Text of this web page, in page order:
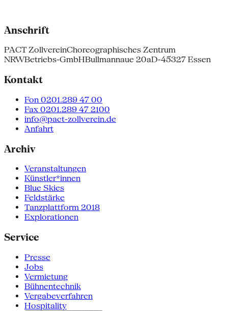
Anschrift
PACT ZollvereinChoreographisches Zentrum
NRWBetriebs-GmbHBullmannaue 20aD-45327 Essen
Kontakt
Fon 0201.289 47 00
Fax 0201.289 47 2100
info@pact-zollverein.de
Anfahrt
Archiv
Veranstaltungen
Künstler*innen
Blue Skies
Feldstärke
Tanzplattform 2018
Explorationen
Service
Presse
Jobs
Vermietung
Bühnentechnik
Vergabeverfahren
Hospitality